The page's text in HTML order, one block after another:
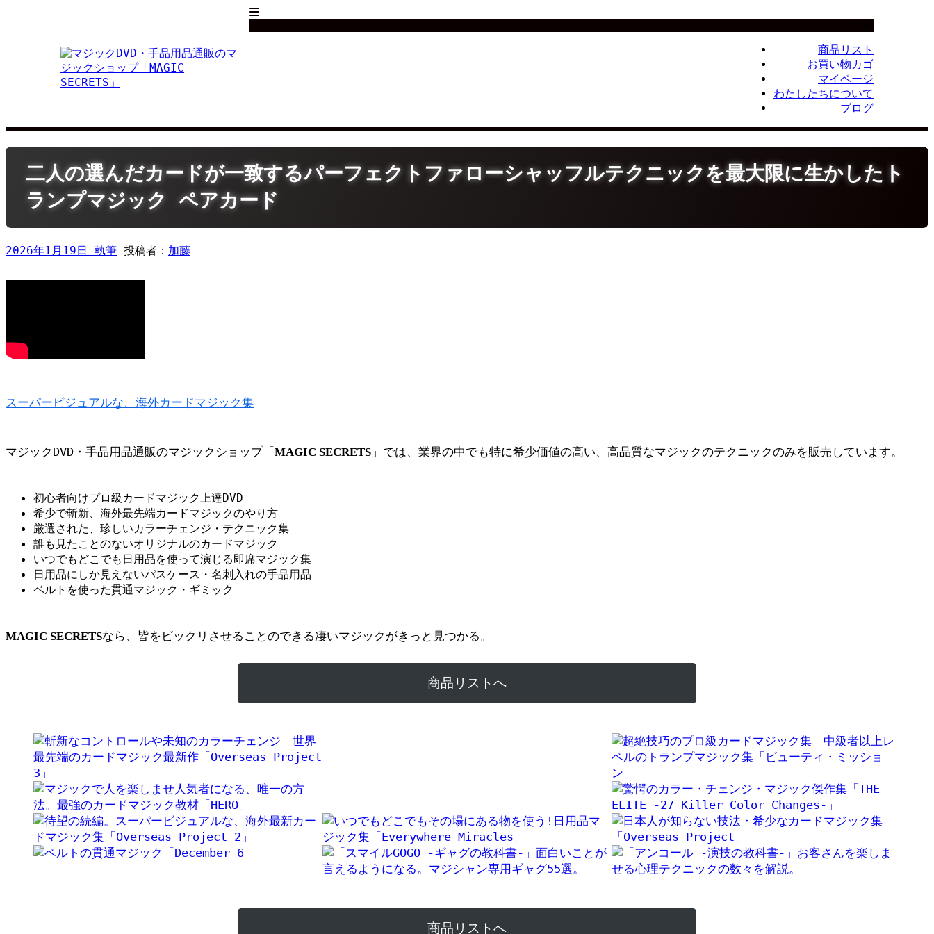
商品リスト
お買い物カゴ
マイページ
わたしたちについて
ブログ
二人の選んだカードが一致するパーフェクトファローシャッフルテクニックを最大限に生かしたト
ランプマジック ペアカード
2026年1月19日 投稿者： 加藤
スーパービジュアルな、海外カードマジック集
マジックDVD・手品用品通販のマジックショップ「MAGIC SECRETS 」では、業界の中でも特に希少価値の高い、高品質なマジックのテクニックのみを販売しています。
初心者向けプロ級カードマジック上達DVD
希少で斬新、海外最先端カードマジックのやり方
厳選された、珍しいカラーチェンジ・テクニック集
誰も見たことのないオリジナルのカードマジック
いつでもどこでも日用品を使って演じる即席マジック集
日用品にしか見えないパスケース・名刺入れの手品用品
ベルトを使った貫通マジック・ギミック
MAGIC SECRETSなら、皆をビックリさせることのできる凄いマジックがきっと見つかる。
商品リストへ
商品リストへ